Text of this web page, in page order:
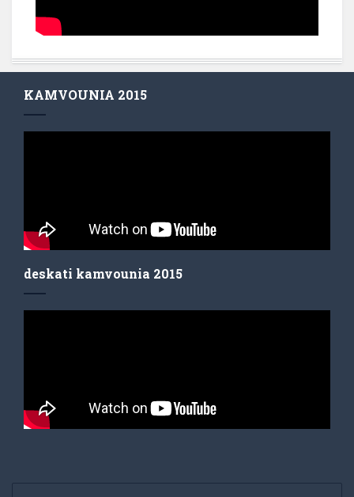
KAMVOUNIA 2015
deskati kamvounia 2015